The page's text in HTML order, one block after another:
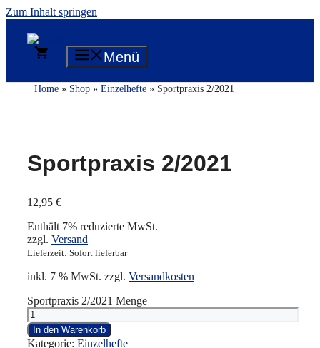
Zum Inhalt springen
Menü
Home » Shop » Einzelhefte » Sportpraxis 2/2021
Sportpraxis 2/2021
12,95 €
Enthält 7% reduzierte MwSt.
zzgl. Versand
Lieferzeit: Sofort lieferbar
inkl. 7 % MwSt. zzgl. Versandkosten
Sportpraxis 2/2021 Menge
In den Warenkorb
Kategorie: Einzelhefte